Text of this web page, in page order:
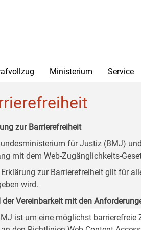
Ministerium Service
zur Barrierefreiheit
für Justiz (BMJ)
mit dem Web-Zugänglichkeits-
Erklärung zur Barrierefreiheit gilt für
wird.
der Vereinbarkeit mit den
ist um eine möglichst